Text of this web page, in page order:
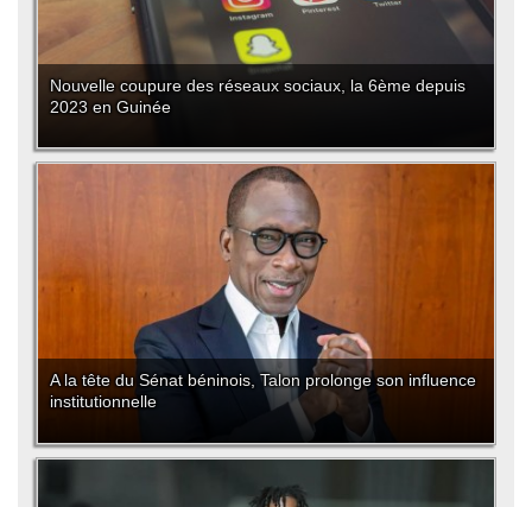
Nouvelle coupure des réseaux sociaux, la 6ème depuis
2023 en Guinée
A la tête du Sénat béninois, Talon prolonge son influence
institutionnelle